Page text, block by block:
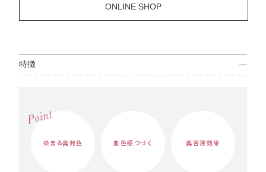
ONLINE SHOP
特徴
染まる美発色 血色感つづく 美容液効果